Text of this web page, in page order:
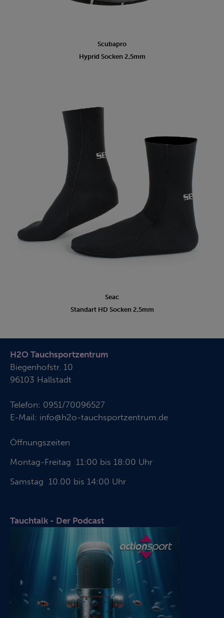
Scubapro
Hyprid Socken 2,5mm
Seac
Standart HD Socken 2,5mm
H2O Tauchsportzentrum
Biegenhofstr. 10
96103 Hallstadt
Telefon: 0951/70096527
E-Mail: info@h2o-tauchsportzentrum.de
Öffnungszeiten
Montag-Freitag 11:00 bis 18:00 Uhr
Samstag 10.00 bis 14:00 Uhr
Tauchtalk - Der Podcast